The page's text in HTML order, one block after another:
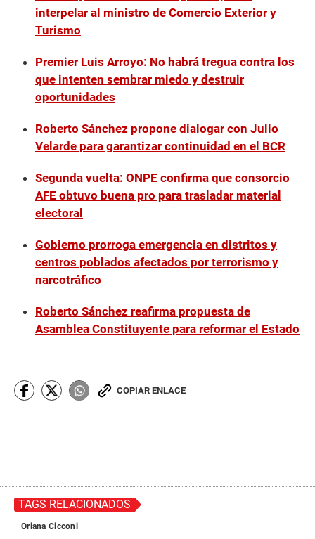
interpelar al ministro de Comercio Exterior y
Turismo
Premier Luis Arroyo: No habrá tregua contra los
que intenten sembrar miedo y destruir
oportunidades
Roberto Sánchez propone dialogar con Julio
Velarde para garantizar continuidad en el BCR
Segunda vuelta: ONPE confirma que consorcio
AFE obtuvo buena pro para trasladar material
electoral
Gobierno prorroga emergencia en distritos y
centros poblados afectados por terrorismo y
narcotráfico
Roberto Sánchez reafirma propuesta de
Asamblea Constituyente para reformar el Estado
COPIAR ENLACE
TAGS RELACIONADOS
Oriana Cicconi